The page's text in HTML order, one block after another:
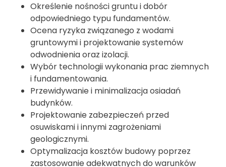
Określenie nośności gruntu i dobór
odpowiedniego typu fundamentów.
Ocena ryzyka związanego z wodami
gruntowymi i projektowanie systemów
odwodnienia oraz izolacji.
Wybór technologii wykonania prac ziemnych
i fundamentowania.
Przewidywanie i minimalizacja osiadań
budynków.
Projektowanie zabezpieczeń przed
osuwiskami i innymi zagrożeniami
geologicznymi.
Optymalizacja kosztów budowy poprzez
zastosowanie adekwatnych do warunków